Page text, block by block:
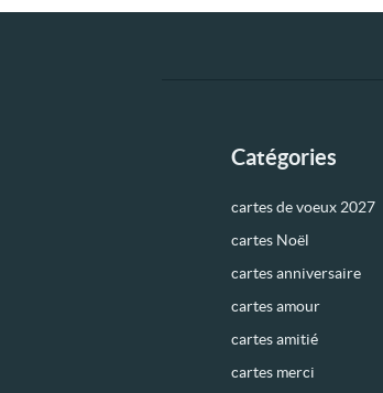
Catégories
cartes de voeux 2027
cartes Noël
cartes anniversaire
cartes amour
cartes amitié
cartes merci